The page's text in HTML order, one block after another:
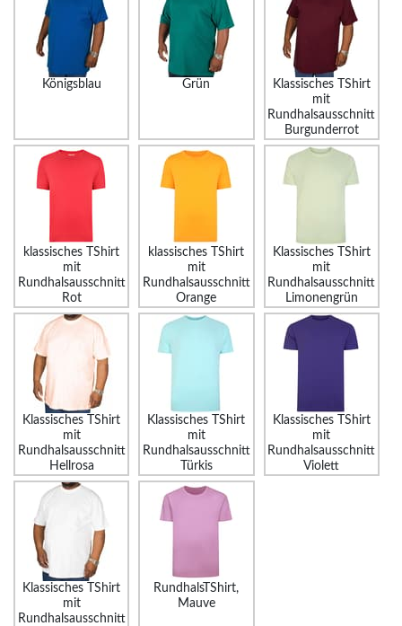
Königsblau Grün
Klassisches TShirt
mit
Rundhalsausschnitt
Burgunderrot
klassisches TShirt
mit
Rundhalsausschnitt
Rot
klassisches TShirt
mit
Rundhalsausschnitt
Orange
Klassisches TShirt
mit
Rundhalsausschnitt
Limonengrün
Klassisches TShirt
mit
Rundhalsausschnitt
Hellrosa
Klassisches TShirt
mit
Rundhalsausschnitt
Türkis
Klassisches TShirt
mit
Rundhalsausschnitt
Violett
Klassisches TShirt
mit
Rundhalsausschnitt
RundhalsTShirt,
Mauve